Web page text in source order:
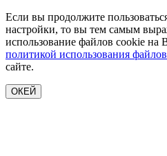
Если вы продолжите
настройки, то вы тем самым
использование файлов cookie на
политикой использования
сайте.
ОКЕЙ